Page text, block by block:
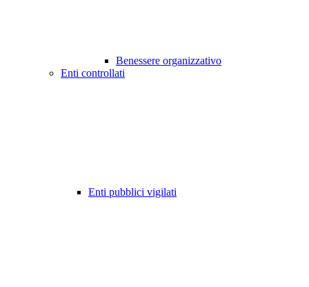
Benessere organizzativo
Enti controllati
Enti pubblici vigilati